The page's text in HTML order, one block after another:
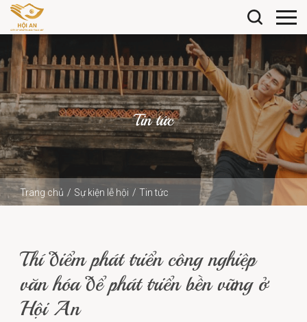
Tin tức
Trang chủ Sự kiện lễ hội
Tin tức
Thí điểm phát triển công nghiệp
văn hóa để phát triển bền vững ở
Hội An